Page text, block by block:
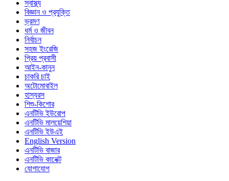
স্বাস্থ্য
বিজ্ঞান ও প্রযুক্তি
ভ্রমণ
ধর্ম ও জীবন
নির্বাচন
সহজ ইংরেজি
প্রিয় প্রবাসী
আইন-কানুন
চাকরি চাই
অটোমোবাইল
হাস্যরস
শিশু-কিশোর
এনটিভি ইউরোপ
এনটিভি মালয়েশিয়া
এনটিভি ইউএই
English Version
এনটিভি বাজার
এনটিভি কানেক্ট
যোগাযোগ